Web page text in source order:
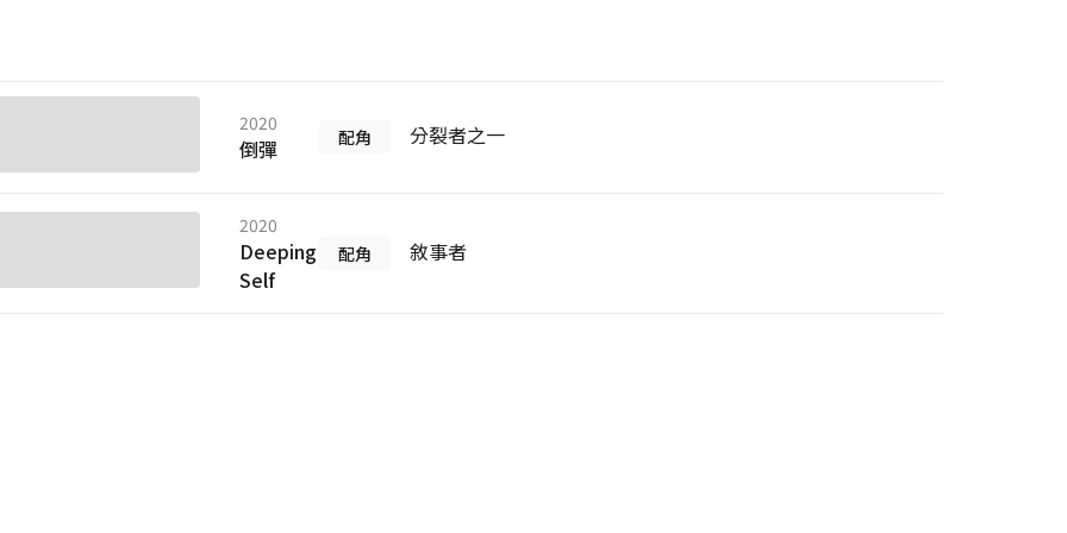
2020
倒彈 配角 分裂者之一
2020
Deeping
Self
配角 敘事者